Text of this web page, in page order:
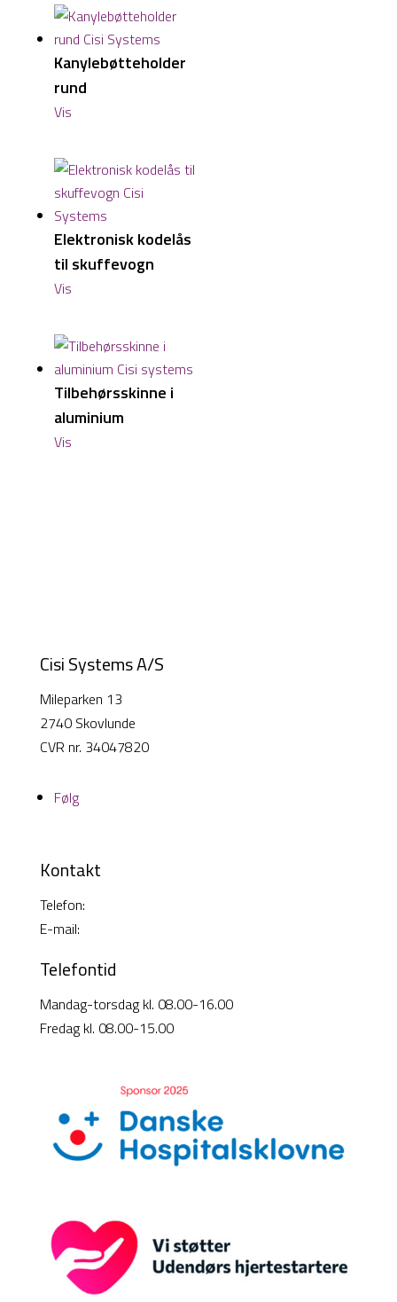
Kanylebøtteholder
rund
Vis
Elektronisk kodelås
til skuffevogn
Vis
Tilbehørsskinne i
aluminium
Vis
Cisi Systems A/S
Mileparken 13
2740 Skovlunde
CVR nr. 34047820
Følg
Kontakt
Telefon:
E-mail:
Telefontid
Mandag-torsdag kl. 08.00-16.00
Fredag kl. 08.00-15.00